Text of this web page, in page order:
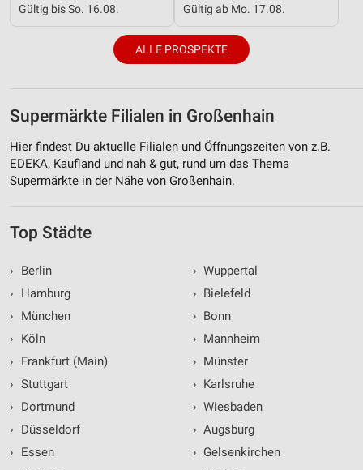
Gültig bis So. 16.08. Gültig ab Mo. 17.08.
ALLE PROSPEKTE
Supermärkte Filialen in Großenhain
Hier findest Du aktuelle Filialen und Öffnungszeiten von z.B.
EDEKA, Kaufland und nah & gut, rund um das Thema
Supermärkte in der Nähe von Großenhain.
Top Städte
›
Berlin
›
Hamburg
›
München
›
Köln
›
Frankfurt (Main)
› Stuttgart
›
Dortmund
›
Düsseldorf
›
Essen
› Wuppertal
› Bielefeld
› Bonn
› Mannheim
› Münster
› Karlsruhe
› Wiesbaden
› Augsburg
› Gelsenkirchen